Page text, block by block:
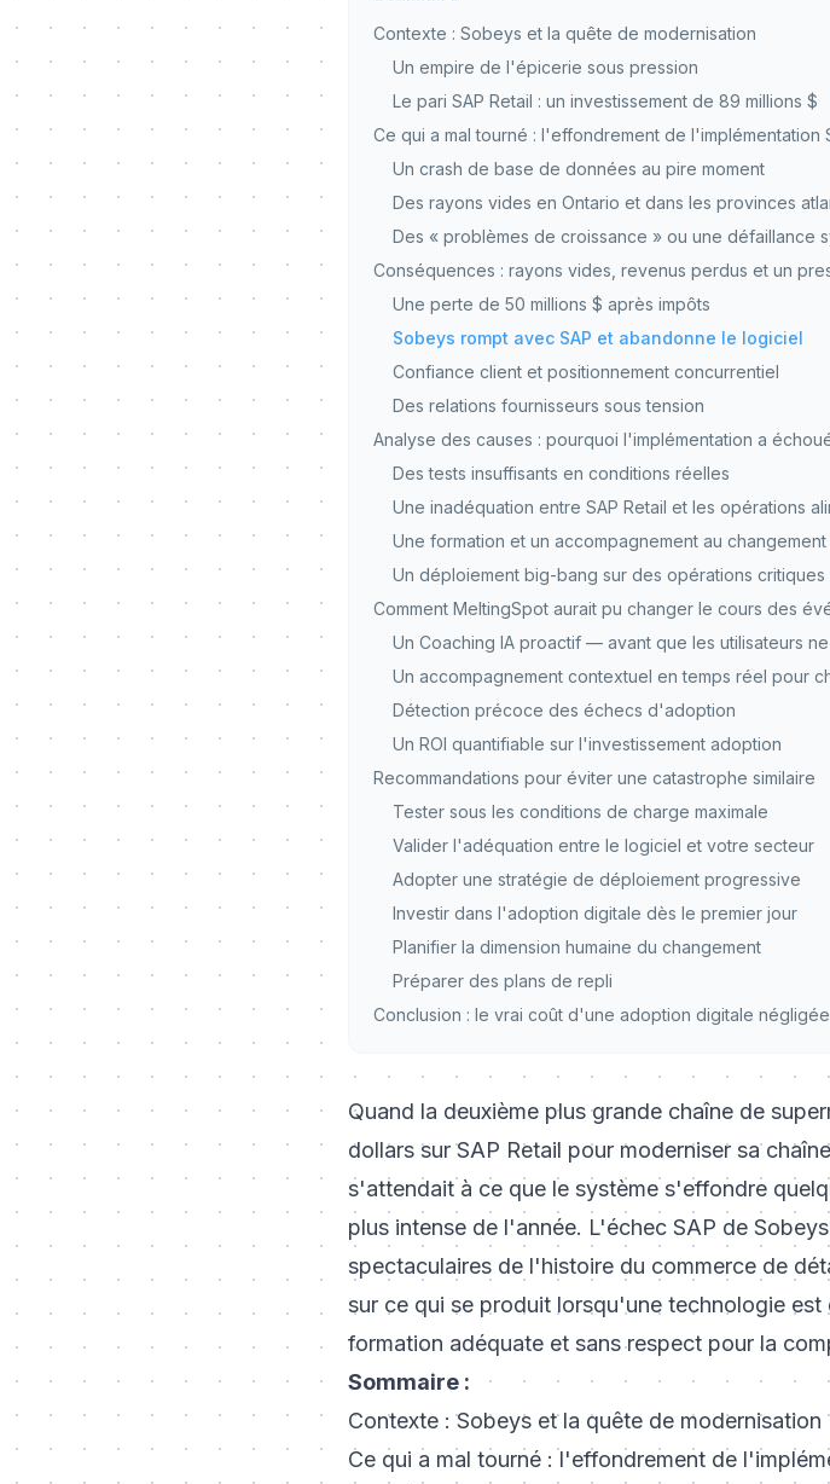
Contexte : Sobeys et la quête de modernisation
Un empire de l'épicerie sous pression
Le pari SAP Retail : un investissement de 89 millions $
Ce qui a mal tourné : l'effondrement de l'implémentation
Un crash de base de données au pire moment
Des rayons vides en Ontario et dans les provinces
Des « problèmes de croissance » ou une défaillance
Conséquences : rayons vides, revenus perdus et un
Une perte de 50 millions $ après impôts
Sobeys rompt avec SAP et abandonne le logiciel
Confiance client et positionnement concurrentiel
Des relations fournisseurs sous tension
Analyse des causes : pourquoi l'implémentation a
Des tests insuffisants en conditions réelles
Une inadéquation entre SAP Retail et les opérations
Une formation et un accompagnement au changement
Un déploiement big-bang sur des opérations critiques
Comment MeltingSpot aurait pu changer le cours des
Un Coaching IA proactif — avant que les utilisateurs
Un accompagnement contextuel en temps réel pour
Détection précoce des échecs d'adoption
Un ROI quantifiable sur l'investissement adoption
Recommandations pour éviter une catastrophe similaire
Tester sous les conditions de charge maximale
Valider l'adéquation entre le logiciel et votre secteur
Adopter une stratégie de déploiement progressive
Investir dans l'adoption digitale dès le premier jour
Planifier la dimension humaine du changement
Préparer des plans de repli
Conclusion : le vrai coût d'une adoption digitale négligée
Quand la deuxième plus grande chaîne de
dollars sur SAP Retail pour moderniser sa
s'attendait à ce que le système s'effondre
plus intense de l'année. L'échec SAP de
spectaculaires de l'histoire du commerce de
sur ce qui se produit lorsqu'une technologie
formation adéquate et sans respect pour la
Sommaire :
Contexte : Sobeys et la quête de modernisation
Ce qui a mal tourné : l'effondrement de